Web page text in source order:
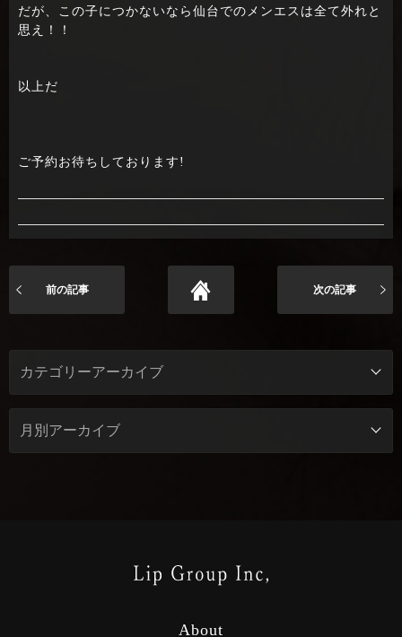
だが、この子につかないなら仙台でのメンエスは全て外れと
思え！！
以上だ
ご予約お待ちしております!
前の記事 次の記事
About